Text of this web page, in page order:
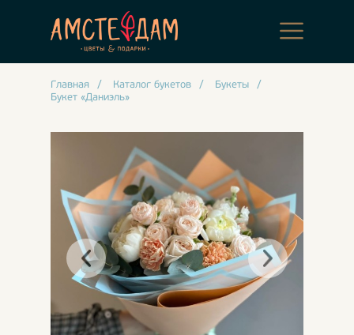
Главная / Каталог букетов / Букеты
/
Букет «Даниэль»